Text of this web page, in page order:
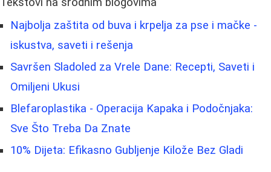
Najbolja zaštita od buva i krpelja za pse i mačke -
iskustva, saveti i rešenja
Savršen Sladoled za Vrele Dane: Recepti, Saveti i
Omiljeni Ukusi
Blefaroplastika - Operacija Kapaka i Podočnjaka:
Sve Što Treba Da Znate
10% Dijeta: Efikasno Gubljenje Kilože Bez Gladi